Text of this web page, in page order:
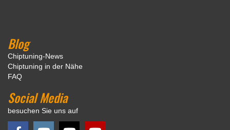
Blog
Chiptuning-News
Chiptuning in der Nähe
FAQ
Social Media
besuchen Sie uns auf